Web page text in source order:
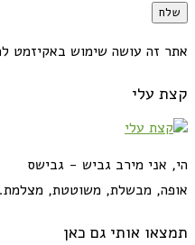
אתר זה עושה שימוש באקיזמט
קצת עלי
הי, אני מירב גביש - גבישס
אופה, מבשלת, משוטטת,
תמצאו אותי גם כאן